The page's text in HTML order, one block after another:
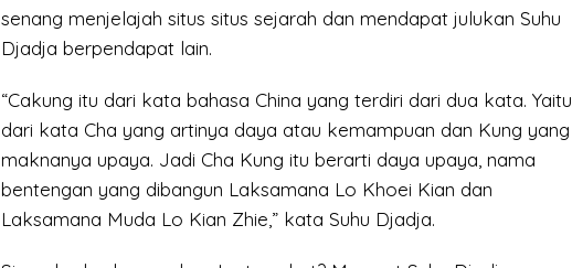
senang menjelajah situs situs sejarah dan mendapat julukan Suhu
Djadja berpendapat lain.
“Cakung itu dari kata bahasa China yang terdiri dari dua kata. Yaitu
dari kata Cha yang artinya daya atau kemampuan dan Kung yang
maknanya upaya. Jadi Cha Kung itu berarti daya upaya, nama
bentengan yang dibangun Laksamana Lo Khoei Kian dan
Laksamana Muda Lo Kian Zhie,” kata Suhu Djadja.